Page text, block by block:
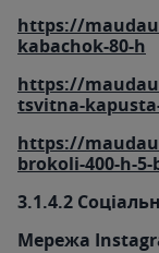
https://
kabachok-80-h
https://
tsvitna-
https://
brokoli-400-h-
3.1.4.2
Мережа